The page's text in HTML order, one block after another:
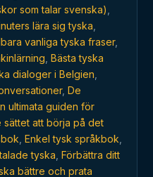
som talar svenska)
lära sig tyska
vanliga tyska fraser,
Bästa tyska
dialoger i Belgien
, De
ultimata guiden för
sättet att börja på det
Enkel tysk språkbok
tyska Förbättra ditt
bättre och prata